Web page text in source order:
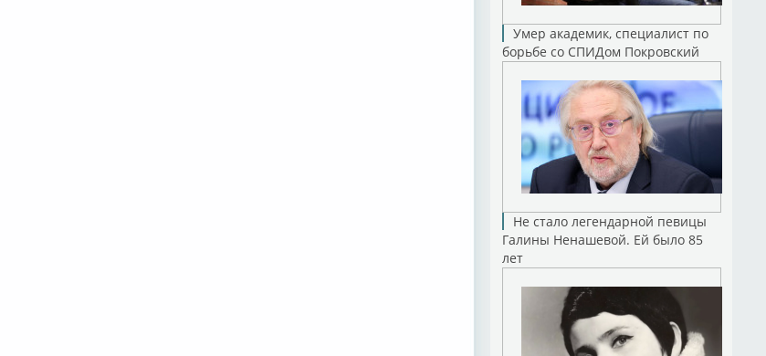
Умер академик, специалист по
борьбе со СПИДом Покровский
Не стало легендарной певицы
Галины Ненашевой. Ей было 85
лет